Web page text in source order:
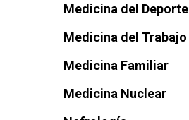
Medicina del Deporte
Medicina del Trabajo
Medicina Familiar
Medicina Nuclear